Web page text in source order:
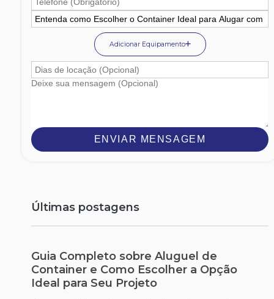
Adicionar Equipamento
ENVIAR MENSAGEM
Últimas postagens
Guia Completo sobre Aluguel de
Container e Como Escolher a Opção
Ideal para Seu Projeto